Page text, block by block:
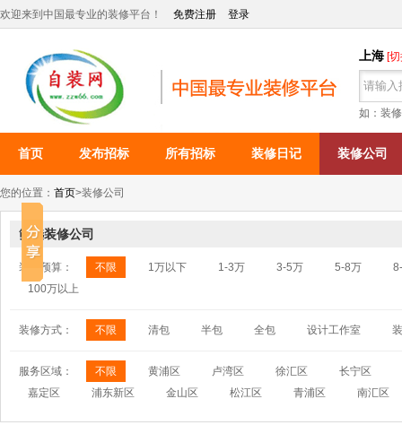
欢迎来到中国最专业的装修平台！ 免费注册 登录
上海 [
如：装
首页 发布招标 所有招标 装修日记 装修公司
您的位置： 首页>装修公司
筛选装修公司
装修预算： 不限 1万以下 1-3万 3-5万 5-8万
100万以上
装修方式： 不限 清包 半包 全包 设计工作室
服务区域： 不限 黄浦区 卢湾区 徐汇区
长宁区
嘉定区
浦东新区 金山区 松江区 青浦区 南汇区